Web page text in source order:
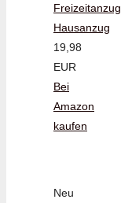
Freizeitanzug
Hausanzug
19,98
EUR
Bei
Amazon
kaufen
Neu